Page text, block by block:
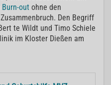
Burn-out ohne den
Den Begriff
te Wildt und Timo Schiele
im Kloster Dießen am